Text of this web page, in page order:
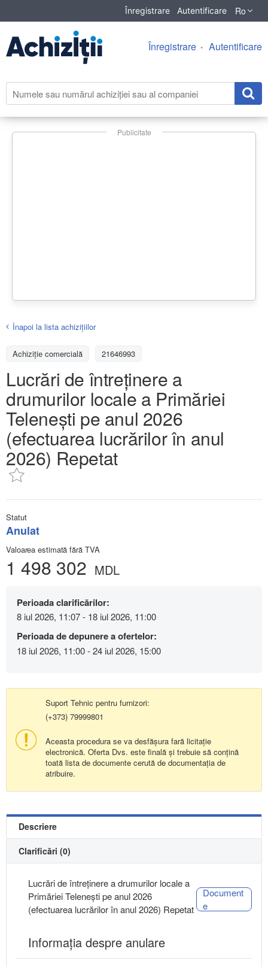
Înregistrare Autentificare Ro
Înregistrare Autentificare
Publicitate
Înapoi la lista achiziţiilor
Achizițiе comercială 21646993
Lucrări de întreținere a
drumurilor locale a Primăriei
Telenești pe anul 2026
(efectuarea lucrărilor în anul
2026) Repetat
Statut
Anulat
Valoarea estimată fără TVA
1 498 302 MDL
Perioada clarificărilor:
8 iul 2026, 11:07 - 18 iul 2026, 11:00
Perioada de depunere a ofertelor:
18 iul 2026, 11:00 - 24 iul 2026, 15:00
Suport Tehnic pentru furnizori:
(+373) 79999801
Aceasta procedura se va desfășura fară licitație
electronică. Oferta Dvs. este finală și trebuie să conțină
toată lista de documente cerută de documentația de
atribuire.
Descriere
Clarificări (0)
Lucrări de întreținere a drumurilor locale a
Primăriei Telenești pe anul 2026
(efectuarea lucrărilor în anul 2026) Repetat
Document
e
Informația despre anulare